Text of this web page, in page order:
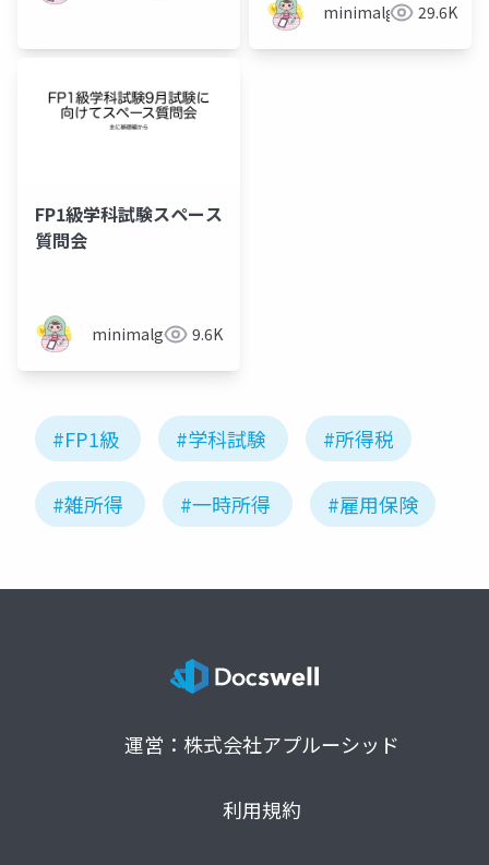
minimalgreen29.6K
FP1級学科試験スペース
質問会
minimalgreen9.6K
#FP1級 #学科試験 #所得税
#雑所得 #一時所得 #雇用保険
運営：株式会社アプルーシッド
利用規約